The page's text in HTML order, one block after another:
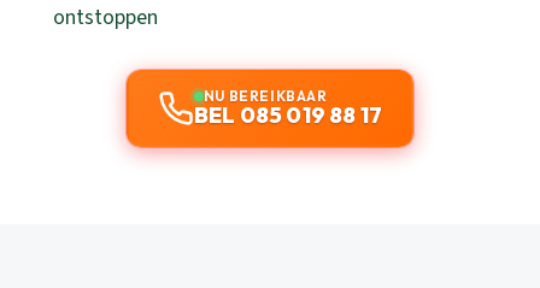
ontstoppen
NU BEREIKBAAR
BEL 085 019 88 17